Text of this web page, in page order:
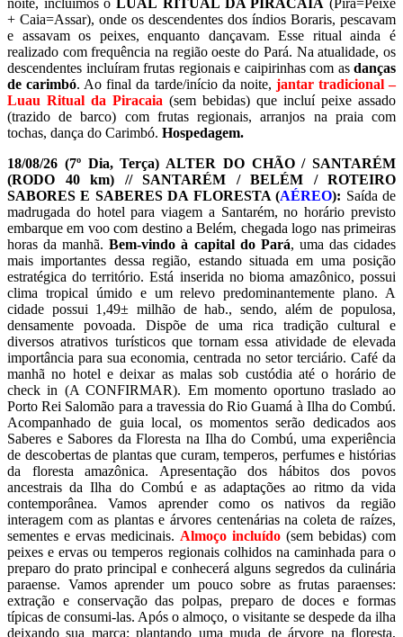
+ Caia=Assar), onde os descendentes dos índios Boraris, pescavam
e assavam os peixes, enquanto dançavam. Esse ritual ainda é
realizado com frequência na região oeste do Pará. Na atualidade, os
descendentes incluíram frutas regionais e caipirinhas com as danças
de carimbó. Ao final da tarde/início da noite, jantar tradicional –
Luau Ritual da Piracaia (sem bebidas) que incluí peixe assado
(trazido de barco) com frutas regionais, arranjos na praia com
tochas, dança do Carimbó. Hospedagem.
18/08/26 (7º Dia, Terça) ALTER DO CHÃO / SANTARÉM
(RODO 40 km) // SANTARÉM / BELÉM / ROTEIRO
SABORES E SABERES DA FLORESTA (AÉREO): Saída de
madrugada do hotel para viagem a Santarém, no horário previsto
embarque em voo com destino a Belém, chegada logo nas primeiras
horas da manhã.Bem-vindo à capital do Pará, uma das cidades
mais importantes dessa região, estando situada em uma posição
estratégica do território. Está inserida no bioma amazônico, possui
clima tropical úmido e um relevo predominantemente plano. A
cidade possui 1,49± milhão de hab., sendo, além de populosa,
densamente povoada. Dispõe de uma rica tradição cultural e
diversos atrativos turísticos que tornam essa atividade de elevada
importância para sua economia, centrada no setor terciário. Café da
manhã no hotel e deixar as malas sob custódia até o horário de
check in (A CONFIRMAR). Em momento oportuno traslado ao
Porto Rei Salomão para a travessia do Rio Guamá à Ilha do Combú.
Acompanhado de guia local, os momentos serão dedicados aos
Saberes e Sabores da Floresta na Ilha do Combú, uma experiência
de descobertas de plantas que curam, temperos, perfumes e histórias
da floresta amazônica. Apresentação dos hábitos dos povos
ancestrais da Ilha do Combú e as adaptações ao ritmo da vida
contemporânea. Vamos aprender como os nativos da região
interagem com as plantas e árvores centenárias na coleta de raízes,
sementes e ervas medicinais. Almoço incluído(sem bebidas) com
peixes e ervas ou temperos regionais colhidos na caminhada para o
preparo do prato principal e conhecerá alguns segredos da culinária
paraense. Vamos aprender um pouco sobre as frutas paraenses:
extração e conservação das polpas, preparo de doces e formas
típicas de consumi-las. Após o almoço, o visitante se despede da ilha
deixando sua marca: plantando uma muda de árvore na floresta,